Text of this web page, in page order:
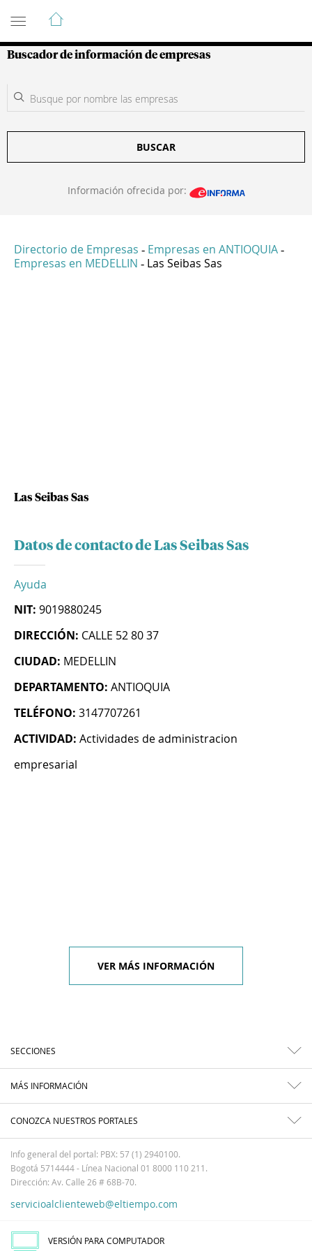
Guía de Empresas Colombianas
Buscador de información de empresas
BUSCAR
Información ofrecida por:
Directorio de Empresas - Empresas en ANTIOQUIA -
Empresas en MEDELLIN - Las Seibas Sas
Las Seibas Sas
Datos de contacto de Las Seibas Sas
Ayuda
NIT: 9019880245
DIRECCIÓN: CALLE 52 80 37
CIUDAD: MEDELLIN
DEPARTAMENTO: ANTIOQUIA
TELÉFONO: 3147707261
ACTIVIDAD: Actividades de administracion
empresarial
VER MÁS INFORMACIÓN
SECCIONES
MÁS INFORMACIÓN
CONOZCA NUESTROS PORTALES
Info general del portal: PBX: 57 (1) 2940100.
Bogotá 5714444 - Línea Nacional 01 8000 110 211.
Dirección: Av. Calle 26 # 68B-70.
servicioalclienteweb@eltiempo.com
VERSIÓN PARA COMPUTADOR